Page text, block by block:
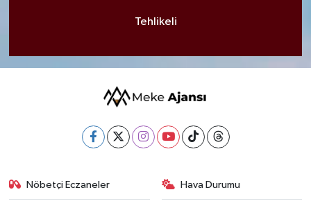
Tehlikeli
Nöbetçi Eczaneler Hava Durumu